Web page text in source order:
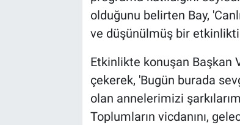
olduğunu belirten Bay,
ve düşünülmüş bir
Etkinlikte konuşan Başkan
çekerek, 'Bugün burada
olan annelerimizi
Toplumların vicdanını,